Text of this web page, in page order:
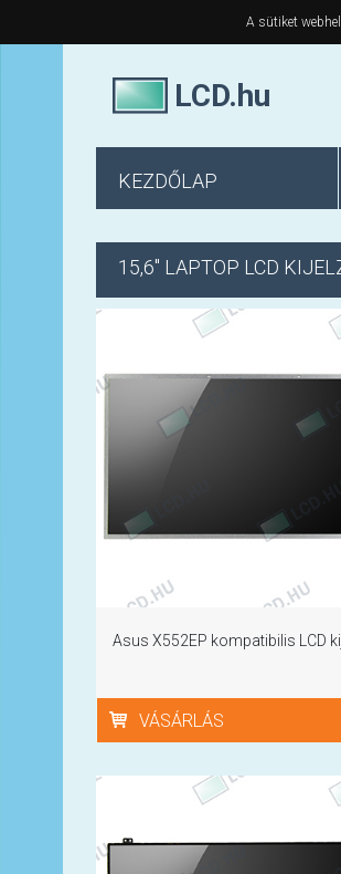
A sütiket
LCD.hu
KEZDŐLAP
15,6" LAPTOP LCD
Asus X552EP kompatibilis LCD
VÁSÁRLÁS